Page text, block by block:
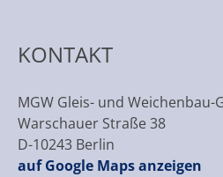
KONTAKT
MGW Gleis- und Weichenbau-
Warschauer Straße 38
D-10243 Berlin
auf Google Maps anzeigen